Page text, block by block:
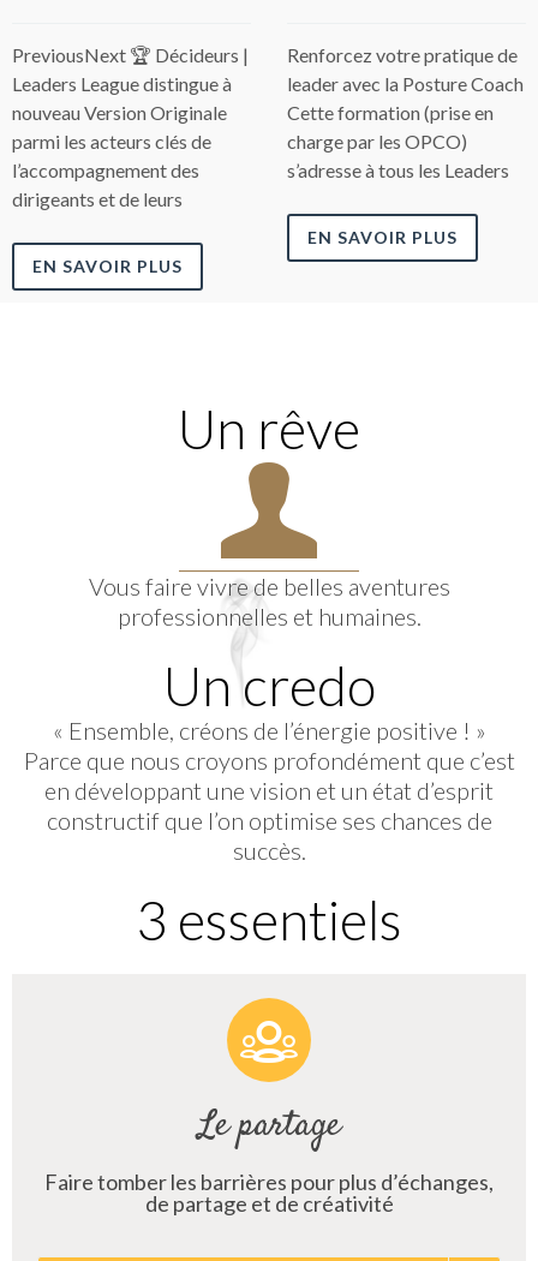
PreviousNext 🏆 Décideurs |
Leaders League distingue à
nouveau Version Originale
parmi les acteurs clés de
l’accompagnement des
dirigeants et de leurs
EN SAVOIR PLUS
Renforcez votre pratique de
leader avec la Posture Coach
Cette formation (prise en
charge par les OPCO)
s’adresse à tous les Leaders
EN SAVOIR PLUS
Un rêve
Vous faire vivre de belles aventures
professionnelles et humaines.
Un credo
« Ensemble, créons de l’énergie positive ! »
Parce que nous croyons profondément que c’est
en développant une vision et un état d’esprit
constructif que l’on optimise ses chances de
succès.
3 essentiels
Le partage
Faire tomber les barrières pour plus d’échanges,
de partage et de créativité